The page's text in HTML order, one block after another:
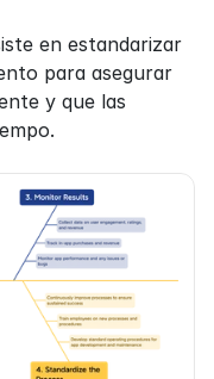
en estandarizar
para asegurar
y que las